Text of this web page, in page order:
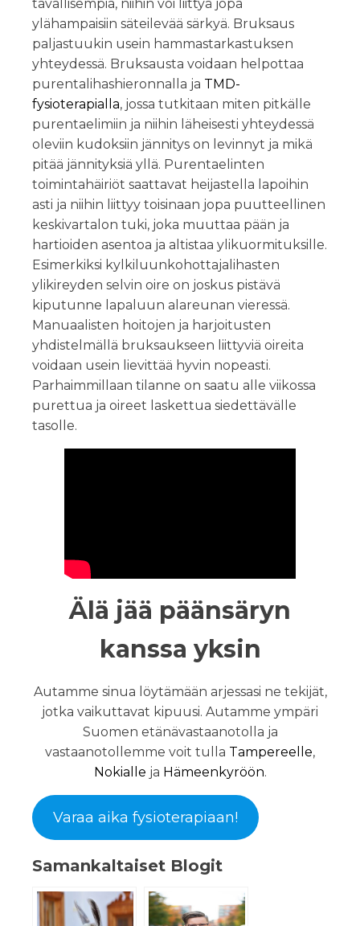
tavallisempia, niihin voi liittyä jopa
ylähampaisiin säteilevää särkyä. Bruksaus
paljastuukin usein hammastarkastuksen
yhteydessä. Bruksausta voidaan helpottaa
purentalihashieronnalla ja TMD-
fysioterapialla, jossa tutkitaan miten pitkälle
purentaelimiin ja niihin läheisesti yhteydessä
oleviin kudoksiin jännitys on levinnyt ja mikä
pitää jännityksiä yllä. Purentaelinten
toimintahäiriöt saattavat heijastella lapoihin
asti ja niihin liittyy toisinaan jopa puutteellinen
keskivartalon tuki, joka muuttaa pään ja
hartioiden asentoa ja altistaa ylikuormituksille.
Esimerkiksi kylkiluunkohottajalihasten
ylikireyden selvin oire on joskus pistävä
kiputunne lapaluun alareunan vieressä.
Manuaalisten hoitojen ja harjoitusten
yhdistelmällä bruksaukseen liittyviä oireita
voidaan usein lievittää hyvin nopeasti.
Parhaimmillaan tilanne on saatu alle viikossa
purettua ja oireet laskettua siedettävälle
tasolle.
Älä jää päänsäryn
kanssa yksin
Autamme sinua löytämään arjessasi ne tekijät,
jotka vaikuttavat kipuusi. Autamme ympäri
Suomen etänävastaanotolla ja
vastaanotollemme voit tulla Tampereelle,
Nokialle ja Hämeenkyröön.
Varaa aika fysioterapiaan!
Samankaltaiset Blogit